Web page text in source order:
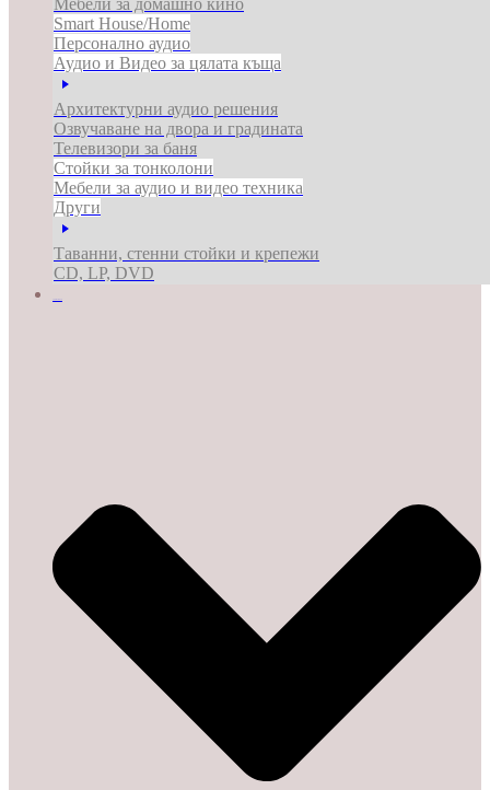
Мебели за домашно кино
Smart House/Home
Персонално аудио
Аудио и Видео за цялата къща
Архитектурни аудио решения
Озвучаване на двора и градината
Телевизори за баня
Стойки за тонколони
Мебели за аудио и видео техника
Други
Таванни, стенни стойки и крепежи
CD, LP, DVD